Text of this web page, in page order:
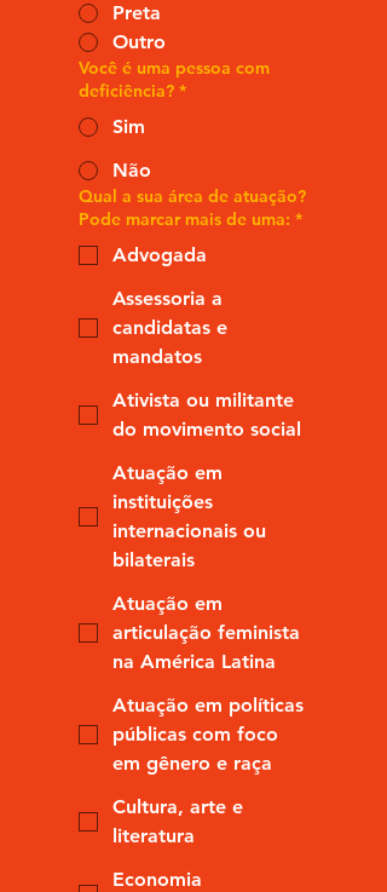
Preta
Outro
Você é uma pessoa com
deficiência? *
Sim
Não
Qual a sua área de atuação?
Pode marcar mais de uma: *
Advogada
Assessoria a
candidatas e
mandatos
Ativista ou militante
do movimento social
Atuação em
instituições
internacionais ou
bilaterais
Atuação em
articulação feminista
na América Latina
Atuação em políticas
públicas com foco
em gênero e raça
Cultura, arte e
literatura
Economia